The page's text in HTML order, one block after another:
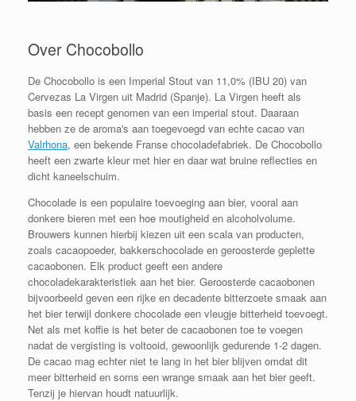
Over Chocobollo
De Chocobollo is een Imperial Stout van 11,0% (IBU 20) van
Cervezas La Virgen uit Madrid (Spanje). La Virgen heeft als
basis een recept genomen van een imperial stout. Daaraan
hebben ze de aroma's aan toegevoegd van echte cacao van
Valrhona, een bekende Franse chocoladefabriek. De Chocobollo
heeft een zwarte kleur met hier en daar wat bruine reflecties en
dicht kaneelschuim.
Chocolade is een populaire toevoeging aan bier, vooral aan
donkere bieren met een hoe moutigheid en alcoholvolume.
Brouwers kunnen hierbij kiezen uit een scala van producten,
zoals cacaopoeder, bakkerschocolade en geroosterde geplette
cacaobonen. Elk product geeft een andere
chocoladekarakteristiek aan het bier. Geroosterde cacaobonen
bijvoorbeeld geven een rijke en decadente bitterzoete smaak aan
het bier terwijl donkere chocolade een vleugje bitterheid toevoegt.
Net als met koffie is het beter de cacaobonen toe te voegen
nadat de vergisting is voltooid, gewoonlijk gedurende 1-2 dagen.
De cacao mag echter niet te lang in het bier blijven omdat dit
meer bitterheid en soms een wrange smaak aan het bier geeft.
Tenzij je hiervan houdt natuurlijk.